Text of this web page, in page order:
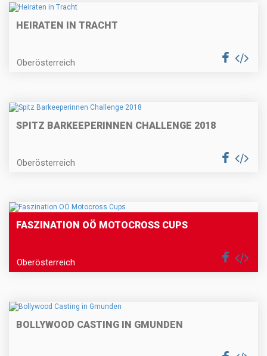
HEIRATEN IN TRACHT
Oberösterreich
SPITZ BARKEEPERINNEN CHALLENGE 2018
Oberösterreich
FASZINATION OÖ MOTOCROSS CUPS
Oberösterreich
BOLLYWOOD CASTING IN GMUNDEN